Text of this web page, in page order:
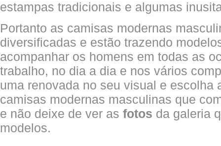
estampas tradicionais e algumas
Portanto as camisas modernas
diversificadas e estão trazendo
acompanhar os homens em todas as
trabalho, no dia a dia e nos vários
uma renovada no seu visual e escolha
camisas modernas masculinas que
e não deixe de ver as fotos da galeria
modelos.